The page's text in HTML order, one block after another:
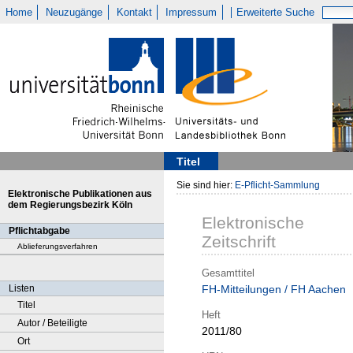
Home Neuzugänge Kontakt Impressum Erweiterte Suche
Titel
Elektronische Publikationen aus
dem Regierungsbezirk Köln
Pflichtabgabe
Ablieferungsverfahren
Listen
Titel
Autor / Beteiligte
Ort
Sie sind hier: E-Pflicht-Sammlung
Elektronische
Zeitschrift
Gesamttitel
FH-Mitteilungen / FH Aachen
Heft
2011/80